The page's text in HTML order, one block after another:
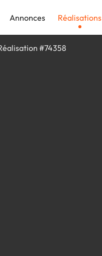
Annonces Réalisations
#74358